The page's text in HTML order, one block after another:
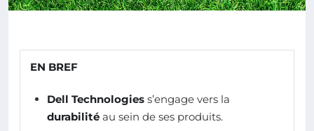
EN BREF
Dell Technologies s’engage vers la
durabilité au sein de ses produits.